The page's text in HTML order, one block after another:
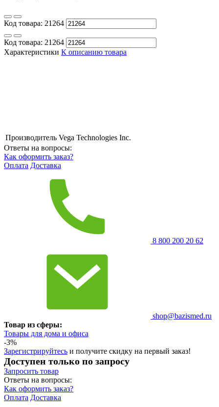
Код товара: 21264
Код товара: 21264
Характеристики К описанию товара
Производитель Vega Technologies Inc.
Ответы на вопросы:
Как оформить заказ?
Оплата Доставка
8 800 200 20 62
shop@bazismed.ru
Товар из сферы:
Товары для дома и офиса
-3%
Зарегистрируйтесь и получите скидку на первый заказ!
Доступен только по запросу
Запросить товар
Ответы на вопросы:
Как оформить заказ?
Оплата Доставка